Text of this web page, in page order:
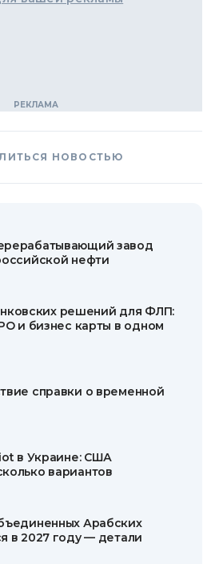
НОВОСТЬЮ
завод
нефти
решений для ФЛП:
и бизнес карты в одном
справки о временной
в Украине: США
вариантов
Арабских
в 2027 году — детали